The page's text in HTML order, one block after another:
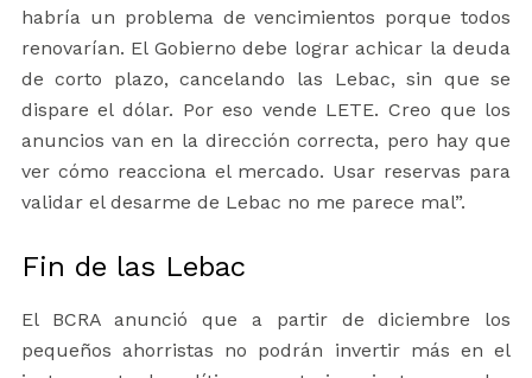
habría un problema de vencimientos porque todos
renovarían. El Gobierno debe lograr achicar la deuda
de corto plazo, cancelando las Lebac, sin que se
dispare el dólar. Por eso vende LETE. Creo que los
anuncios van en la dirección correcta, pero hay que
ver cómo reacciona el mercado. Usar reservas para
validar el desarme de Lebac no me parece mal”.
Fin de las Lebac
El BCRA anunció que a partir de diciembre los
pequeños ahorristas no podrán invertir más en el